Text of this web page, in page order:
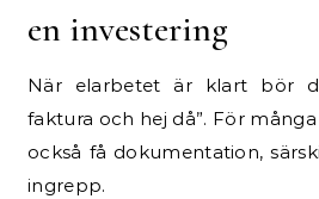
en investering
När elarbetet är klart bör
faktura och hej då”. För
också få dokumentation,
ingrepp.